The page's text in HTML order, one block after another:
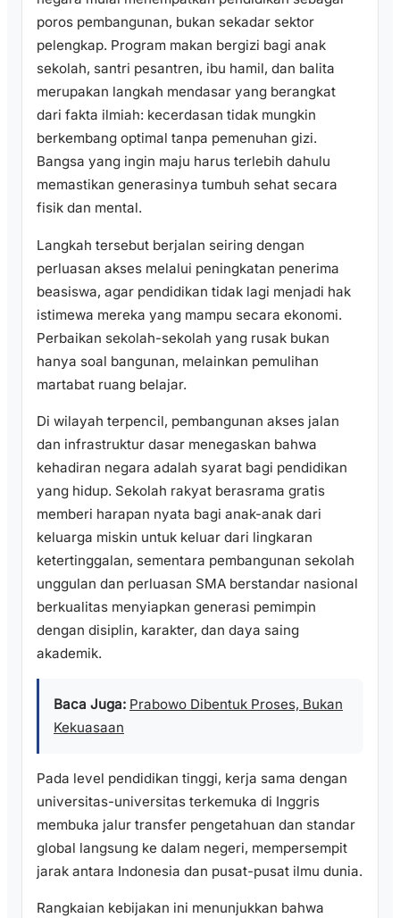
poros pembangunan, bukan sekadar sektor
pelengkap. Program makan bergizi bagi anak
sekolah, santri pesantren, ibu hamil, dan balita
merupakan langkah mendasar yang berangkat
dari fakta ilmiah: kecerdasan tidak mungkin
berkembang optimal tanpa pemenuhan gizi.
Bangsa yang ingin maju harus terlebih dahulu
memastikan generasinya tumbuh sehat secara
fisik dan mental.
Langkah tersebut berjalan seiring dengan
perluasan akses melalui peningkatan penerima
beasiswa, agar pendidikan tidak lagi menjadi hak
istimewa mereka yang mampu secara ekonomi.
Perbaikan sekolah-sekolah yang rusak bukan
hanya soal bangunan, melainkan pemulihan
martabat ruang belajar.
Di wilayah terpencil, pembangunan akses jalan
dan infrastruktur dasar menegaskan bahwa
kehadiran negara adalah syarat bagi pendidikan
yang hidup. Sekolah rakyat berasrama gratis
memberi harapan nyata bagi anak-anak dari
keluarga miskin untuk keluar dari lingkaran
ketertinggalan, sementara pembangunan sekolah
unggulan dan perluasan SMA berstandar nasional
berkualitas menyiapkan generasi pemimpin
dengan disiplin, karakter, dan daya saing
akademik.
Baca Juga: Prabowo Dibentuk Proses, Bukan
Kekuasaan
Pada level pendidikan tinggi, kerja sama dengan
universitas-universitas terkemuka di Inggris
membuka jalur transfer pengetahuan dan standar
global langsung ke dalam negeri, mempersempit
jarak antara Indonesia dan pusat-pusat ilmu dunia.
Rangkaian kebijakan ini menunjukkan bahwa